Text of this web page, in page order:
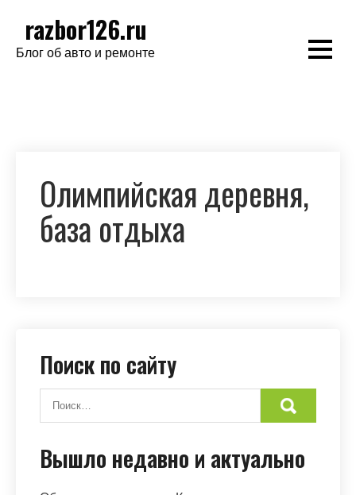
содержимому
razbor126.ru
Блог об авто и ремонте
Олимпийская деревня,
база отдыха
Поиск по сайту
Вышло недавно и актуально